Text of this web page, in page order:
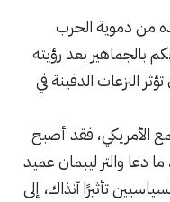
من دموية الحرب
بالجماهير بعد رؤيته
النزعات الدفينة في
الأمريكي، فقد أصبح
دعا والتر ليبمان عميد
تأثيرًا آنذاك، إلى